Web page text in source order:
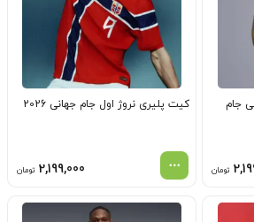
جام
تومان
کیت پلیری نروژ اول جام جهانی 2026
2,199,000 تومان